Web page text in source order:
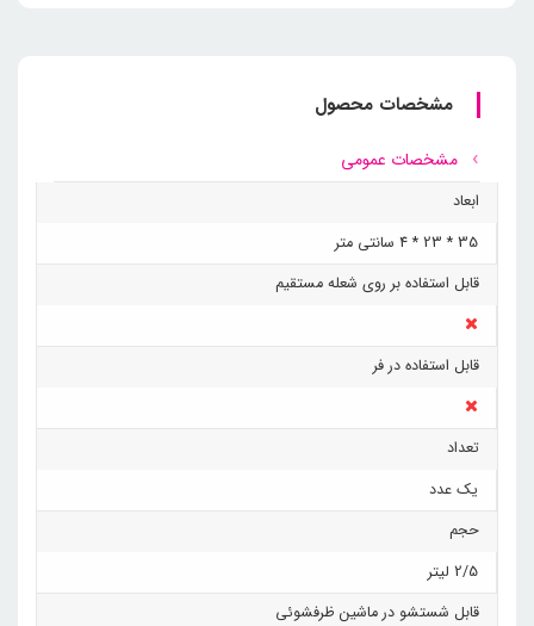
مشخصات محصول
مشخصات عمومی
ابعاد
35 * 23 * 4 سانتی متر
قابل استفاده بر روی شعله مستقیم
قابل استفاده در فر
تعداد
یک عدد
حجم
2/5 لیتر
قابل شستشو در ماشین ظرفشوئی